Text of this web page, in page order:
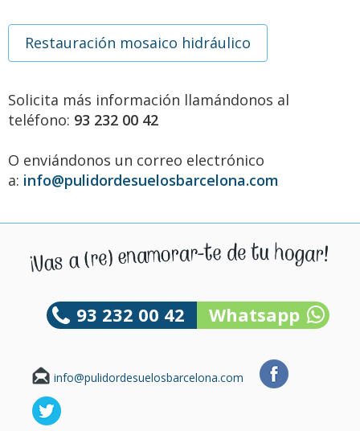
Restauración mosaico hidráulico
Solicita más información llamándonos al
teléfono: 93 232 00 42
O enviándonos un correo electrónico
a: info@pulidordesuelosbarcelona.com
93 232 00 42 Whatsapp
info@pulidordesuelosbarcelona.com